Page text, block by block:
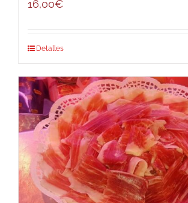
16,00€
Detalles